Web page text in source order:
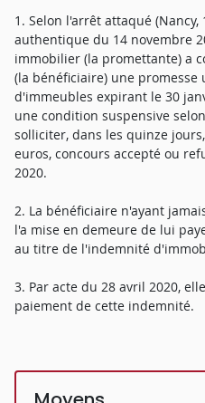
1. Selon l'arrêt attaqué
authentique du 14 novembre
immobilier (la promettante) a
(la bénéficiaire) une
d'immeubles expirant le 30
une condition suspensive
solliciter, dans les quinze
euros, concours accepté ou
2020.
2. La bénéficiaire n'ayant
l'a mise en demeure de lui
au titre de l'indemnité
3. Par acte du 28 avril 2020,
paiement de cette indemnité.